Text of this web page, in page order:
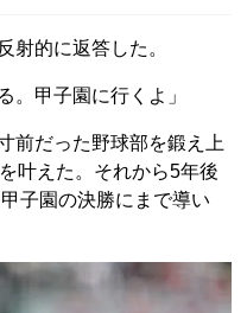
的に返答した。
。甲子園に行くよ」
前だった野球部を鍛え上
叶えた。それから5年後
子園の決勝にまで導い